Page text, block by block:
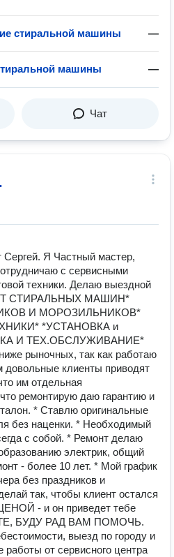
стиральной машины —
машины —
Чат
Я Частный мастер,
с сервисными
техники. Делаю выездной
СТИРАЛЬНЫХ МАШИН*
И МОРОЗИЛЬНИКОВ*
*УСТАНОВКА и
И ТЕХ.ОБСЛУЖИВАНИЕ*
рыночных, так как работаю
клиенты приводят
им отдельная
ремонтирую даю гарантию и
* Ставлю оригинальные
без наценки. * Необходимый
с собой. * Ремонт делаю
электрик, общий
- более 10 лет. * Мой график
без праздников и
так, чтобы клиент остался
- и он приведет тебе
БУДУ РАД ВАМ ПОМОЧЬ.
выезд по городу и
работы от сервисного центра